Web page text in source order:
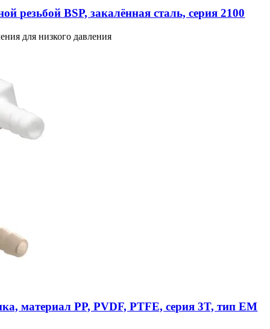
резьбой BSP, закалённая сталь, серия 2100
для низкого давления
материал PP, PVDF, PTFE, серия 3T, тип EM